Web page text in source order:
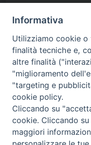
DM 6 Settembre 2023
DM 23 dicembre 2025
Informazioni
mail :
Informativa
Utilizziamo cookie
finalità tecniche e,
altre finalità
"miglioramento
"targeting e
cookie policy.
Cliccando su
cookie. Cliccando
maggiori